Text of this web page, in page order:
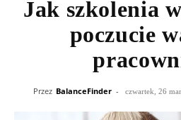
Jak szkolenia
poczucie
Przez BalanceFinder - czwartek, 26